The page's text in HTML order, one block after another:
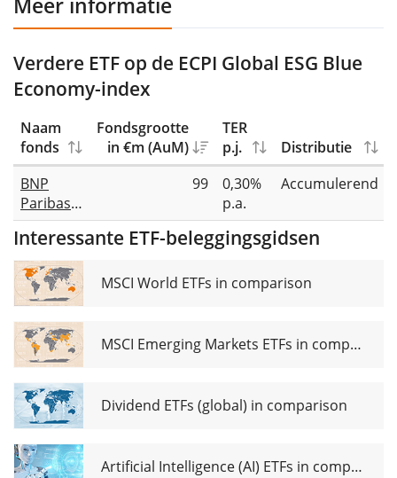
Verdere ETF op de ECPI Global ESG Blue
Economy-index
Naam
fonds
Fondsgrootte
in €m (AuM)
TER
p.j.
Distributie
BNP
Paribas
Easy
ECPI
Global
ESG Blue
Economy
UCITS
ETF EUR
99
0,30%
p.a.
Accumulerend
Interessante ETF-beleggingsgidsen
MSCI World ETFs in comparison
MSCI Emerging Markets ETFs in comparison
Dividend ETFs (global) in comparison
Artificial Intelligence (AI) ETFs in comparison